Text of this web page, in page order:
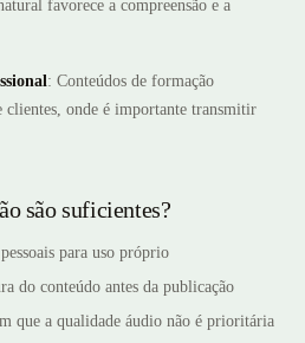
favorece a compreensão e a
: Conteúdos de formação
clientes, onde é importante transmitir
são suficientes?
para uso próprio
do conteúdo antes da publicação
que a qualidade áudio não é prioritária